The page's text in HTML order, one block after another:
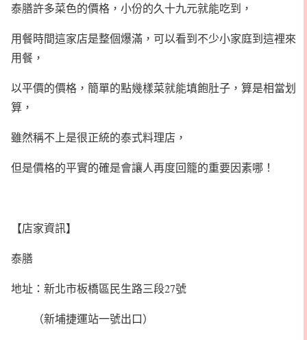
泰膳許多菜色的價格，小份的久十九元就能吃到，
用餐時間這家店是整個爆滿，可以看到不少小家庭到這裡來
用餐，
以平價的價格，簡單的點幾樣菜就能填飽肚子，算是相當划
算，
雖然稱不上是很正統的泰式料理店，
但是價格的平實的確是會讓人再度回籠的重要因素哪！
【店家資訊】
泰膳
地址：新北市板橋區民生路三段27號
（新埔捷運站一號出口）